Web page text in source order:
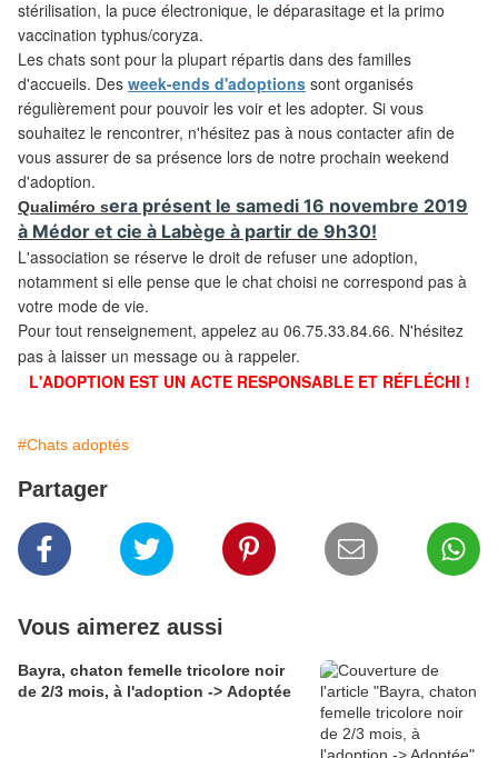
stérilisation, la puce électronique, le déparasitage et la primo
vaccination typhus/coryza.
Les chats sont pour la plupart répartis dans des familles
d'accueils. Des week-ends d'adoptions sont organisés
régulièrement pour pouvoir les voir et les adopter. Si vous
souhaitez le rencontrer, n'hésitez pas à nous contacter afin de
vous assurer de sa présence lors de notre prochain weekend
d'adoption.
Qualiméro sera présent le samedi 16 novembre 2019
à Médor et cie à Labège à partir de 9h30!
L'association se réserve le droit de refuser une adoption,
notamment si elle pense que le chat choisi ne correspond pas à
votre mode de vie.
Pour tout renseignement, appelez au 06.75.33.84.66. N'hésitez
pas à laisser un message ou à rappeler.
L'ADOPTION EST UN ACTE RESPONSABLE ET RÉFLÉCHI !
#Chats adoptés
Partager
Vous aimerez aussi
Bayra, chaton femelle tricolore noir
de 2/3 mois, à l'adoption -> Adoptée